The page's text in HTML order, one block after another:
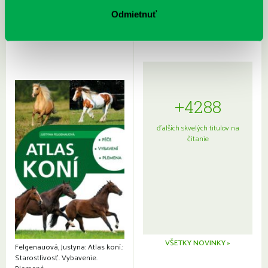
Odmietnuťjaponskou kuchyňou a etiketou
Felgenauová, Justyna: Atlas koní.:
Starostlivosť. Vybavenie.
+4288
ďalších skvelých titulov na
čítanie
VŠETKY NOVINKY »